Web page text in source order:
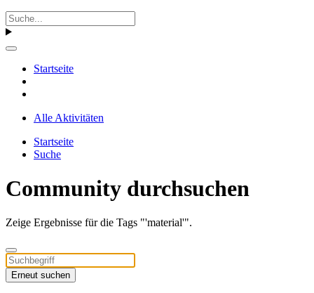
Startseite
Alle Aktivitäten
Startseite
Suche
Community durchsuchen
Zeige Ergebnisse für die Tags "'material'".
Erneut suchen